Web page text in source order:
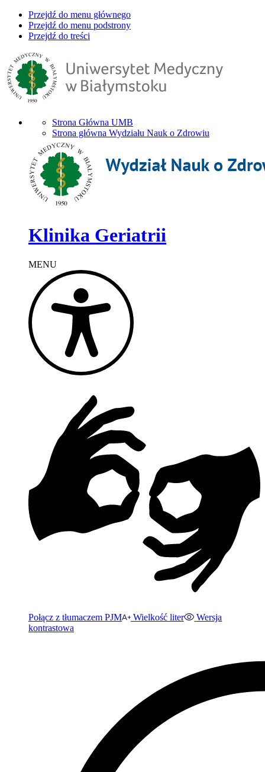
Przejdź do menu głównego
Przejdź do menu podstrony
Przejdź do treści
Strona Główna UMB
Strona główna Wydziału Nauk o Zdrowiu
Klinika Geriatrii
MENU
Połącz z tłumaczem PJM Wielkość liter
Wersja
kontrastowa